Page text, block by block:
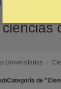
Universitarias /
de